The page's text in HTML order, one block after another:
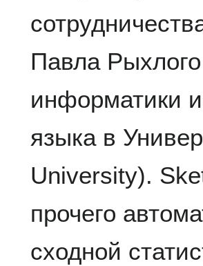
Павла
информатики
языка в
University).
прочего
сходной